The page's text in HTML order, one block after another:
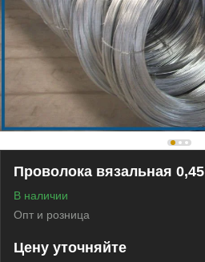
Проволока вязальная 0,45
В наличии
Опт и розница
Цену уточняйте